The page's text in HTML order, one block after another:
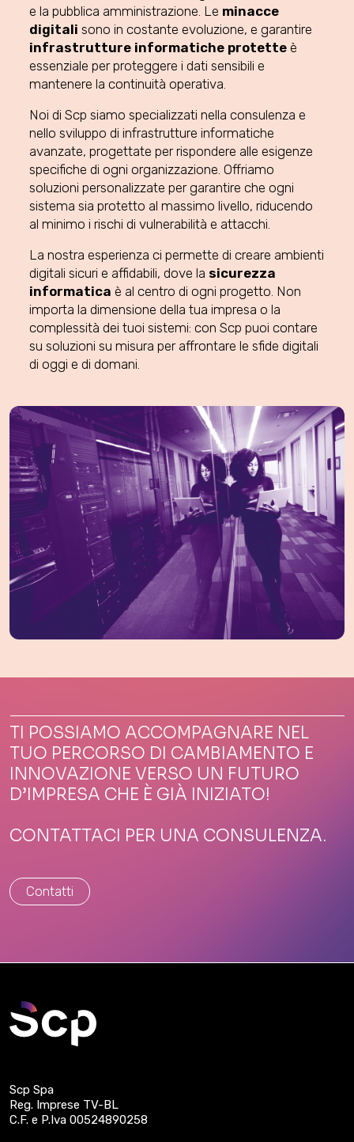
e la pubblica amministrazione. Le minacce
digitali sono in costante evoluzione, e garantire
infrastrutture informatiche protette è
essenziale per proteggere i dati sensibili e
mantenere la continuità operativa.
Noi di Scp siamo specializzati nella consulenza e
nello sviluppo di infrastrutture informatiche
avanzate, progettate per rispondere alle esigenze
specifiche di ogni organizzazione. Offriamo
soluzioni personalizzate per garantire che ogni
sistema sia protetto al massimo livello, riducendo
al minimo i rischi di vulnerabilità e attacchi.
La nostra esperienza ci permette di creare ambienti
digitali sicuri e affidabili, dove la sicurezza
informatica è al centro di ogni progetto. Non
importa la dimensione della tua impresa o la
complessità dei tuoi sistemi: con Scp puoi contare
su soluzioni su misura per affrontare le sfide digitali
di oggi e di domani.
TI POSSIAMO ACCOMPAGNARE NEL
TUO PERCORSO DI CAMBIAMENTO E
INNOVAZIONE VERSO UN FUTURO
D’IMPRESA CHE È GIÀ INIZIATO!
CONTATTACI PER UNA CONSULENZA.
Contatti
Scp Spa
Reg. Imprese TV-BL
C.F. e P.Iva 00524890258